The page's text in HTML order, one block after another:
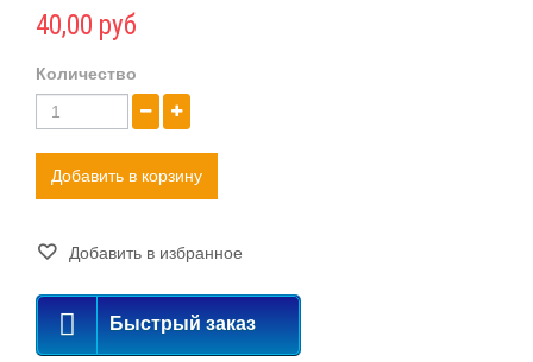
40,00 руб
Количество
Добавить в корзину
Добавить в избранное
Быстрый заказ